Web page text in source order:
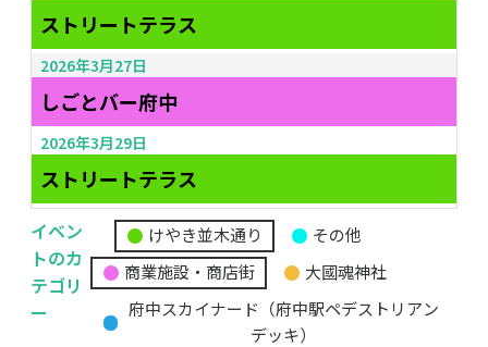
ストリートテラス
2026年3月27日
しごとバー府中
2026年3月29日
ストリートテラス
イベン
トのカ
テゴリ
ー
無
題
カ
けやき並木通り
その他
商業施設・商店街
大國魂神社
府中スカイナード（府中駅ペデストリアン
デッキ）